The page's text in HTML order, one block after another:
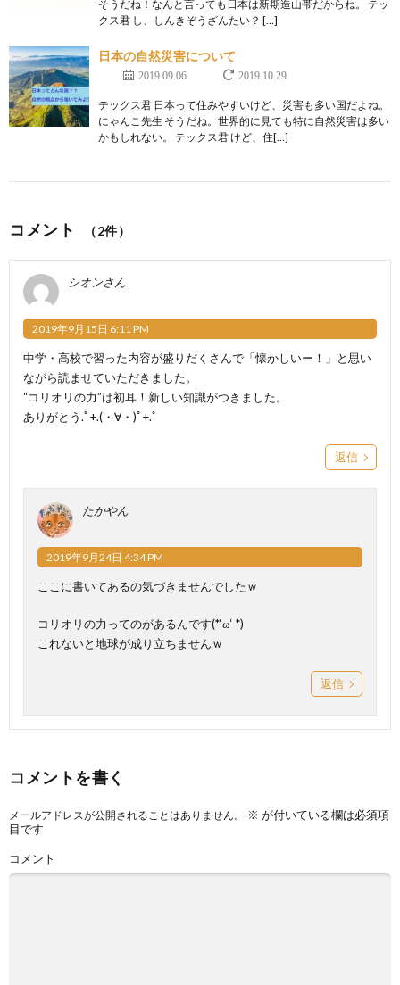
そうだね！なんと言っても日本は新期造山帯だからね。 テッ
クス君 し、しんきぞうざんたい？ […]
日本の自然災害について
2019.09.06 2019.10.29
テックス君 日本って住みやすいけど、災害も多い国だよね。
にゃんこ先生 そうだね。世界的に見ても特に自然災害は多い
かもしれない。 テックス君 けど、住[…]
コメント （2件）
シオンさん
2019年9月15日 6:11 PM
中学・高校で習った内容が盛りだくさんで「懐かしいー！」と思い
ながら読ませていただきました。
“コリオリの力”は初耳！新しい知識がつきました。
ありがとう.ﾟ+.(・∀・)ﾟ+.ﾟ
返信
たかやん
2019年9月24日 4:34 PM
ここに書いてあるの気づきませんでしたｗ
コリオリの力ってのがあるんです(*‘ω‘ *)
これないと地球が成り立ちませんｗ
返信
コメントを書く
メールアドレスが公開されることはありません。 ※ が付いている欄は必須項
目です
コメント